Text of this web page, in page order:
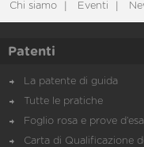
Chi siamo Eventi
Patenti
La patente di guida
Tutte le pratiche
Foglio rosa e prove
Carta di Qualificazione